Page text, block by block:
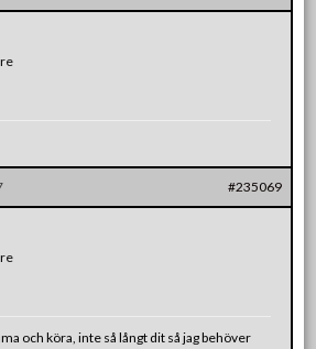
#235069
och köra, inte så långt dit så jag behöver